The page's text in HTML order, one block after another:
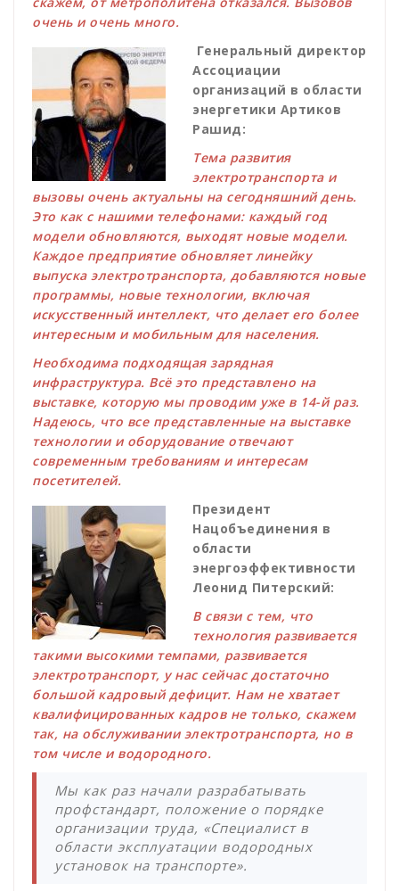
очень и очень много.
Генеральный директор
Ассоциации
организаций в области
энергетики Артиков
Рашид:
Тема развития
электротранспорта и
вызовы очень актуальны на сегодняшний день.
Это как с нашими телефонами: каждый год
модели обновляются, выходят новые модели.
Каждое предприятие обновляет линейку
выпуска электротранспорта, добавляются новые
программы, новые технологии, включая
искусственный интеллект, что делает его более
интересным и мобильным для населения.
Необходима подходящая зарядная
инфраструктура. Всё это представлено на
выставке, которую мы проводим уже в 14-й раз.
Надеюсь, что все представленные на выставке
технологии и оборудование отвечают
современным требованиям и интересам
посетителей.
Президент
Нацобъединения в
области
энергоэффективности
Леонид Питерский:
В связи с тем, что
технология развивается
такими высокими темпами, развивается
электротранспорт, у нас сейчас достаточно
большой кадровый дефицит. Нам не хватает
квалифицированных кадров не только, скажем
так, на обслуживании электротранспорта, но в
том числе и водородного.
Мы как раз начали разрабатывать
профстандарт, положение о порядке
организации труда, «Специалист в
области эксплуатации водородных
установок на транспорте».